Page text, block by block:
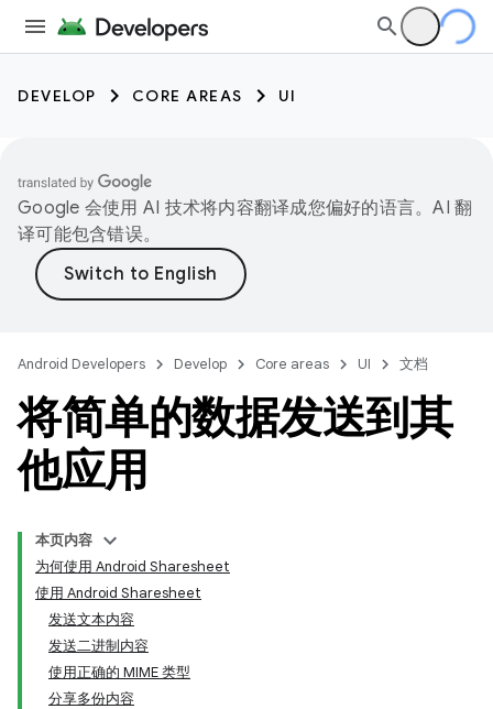
DEVELOP CORE AREAS UI
Google 会使用 AI 技术将内容翻译成您偏好的语言。AI 翻
译可能包含错误。
Android Developers Develop Core areas UI 文档
将简单的数据发送到其
他应用
本页内容
为何使用 Android Sharesheet
使用 Android Sharesheet
发送文本内容
发送二进制内容
使用正确的 MIME 类型
分享多份内容